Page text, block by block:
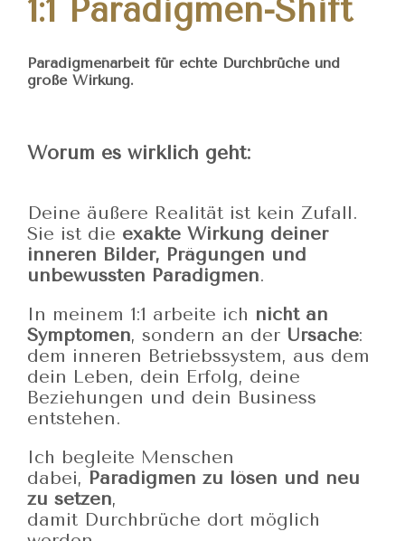
1:1 Paradigmen-Shift
Paradigmenarbeit für echte Durchbrüche und
große Wirkung.
Worum es wirklich geht:
Deine äußere Realität ist kein Zufall.
Sie ist die exakte Wirkung deiner
inneren Bilder, Prägungen und
unbewussten Paradigmen.
In meinem 1:1 arbeite ich nicht an
Symptomen, sondern an der Ursache:
dem inneren Betriebssystem, aus dem
dein Leben, dein Erfolg, deine
Beziehungen und dein Business
entstehen.
Ich begleite Menschen
dabei, Paradigmen zu lösen und neu
zu setzen,
damit Durchbrüche dort möglich